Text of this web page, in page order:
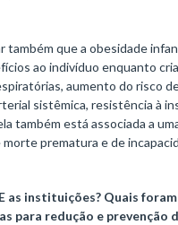
também que a obesidade
ao indivíduo enquanto
aumento do risco
sistêmica, resistência à
também está associada a
prematura e de
as instituições? Quais
para redução e prevenção